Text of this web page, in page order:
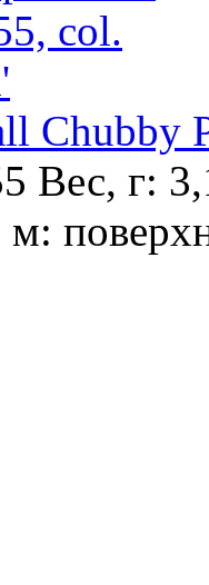
Chubby
Вес, г:
м: